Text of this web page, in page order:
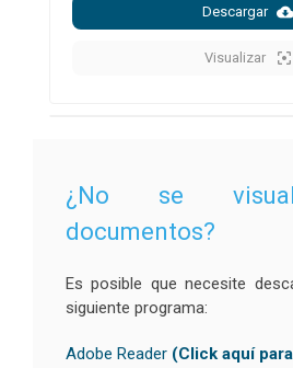
Descargar
Visualizar
¿No se
documentos?
Es posible que necesite
siguiente programa:
Adobe Reader (Click aquí